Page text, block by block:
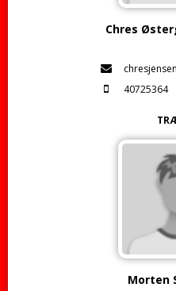
Chres
40725364
Morten